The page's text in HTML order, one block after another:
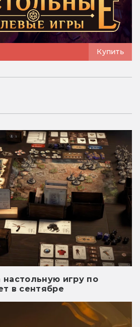
Купить
настольную игру по
в сентябре